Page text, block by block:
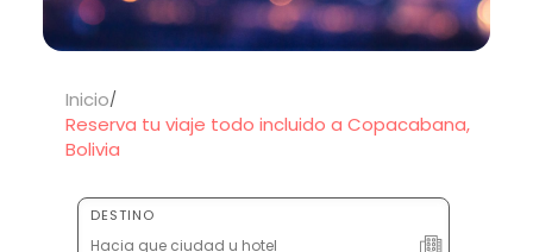
Inicio
Reserva tu viaje todo incluido a Copacabana,
Bolivia
DESTINO